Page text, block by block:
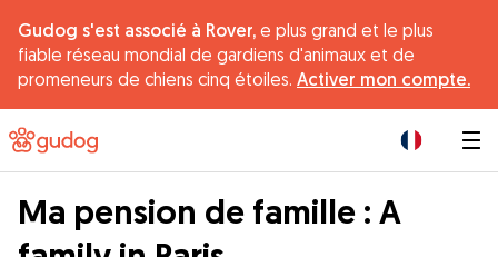
Gudog s'est associé à Rover, e plus grand et le plus
fiable réseau mondial de gardiens d'animaux et de
promeneurs de chiens cinq étoiles. Activer mon compte.
Ma pension de famille : A